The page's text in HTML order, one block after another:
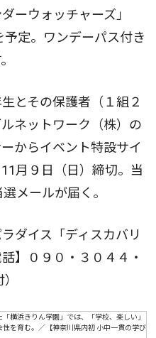
ーウォッチャーズ」
予定。ワンデーパス付き
とその保護者（１組２
ネットワーク（株）の
からイベント特設サイ
月９日（日）締切。当
メールが届く。
ダイス「ディスカバリ
】０９０・３０４４・